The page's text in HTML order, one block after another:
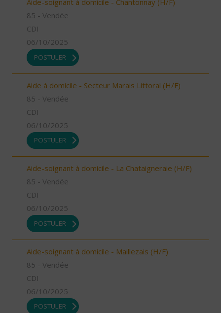
Aide-soignant à domicile - Chantonnay (H/F)
85 - Vendée
CDI
06/10/2025
POSTULER
Aide à domicile - Secteur Marais Littoral (H/F)
85 - Vendée
CDI
06/10/2025
POSTULER
Aide-soignant à domicile - La Chataigneraie (H/F)
85 - Vendée
CDI
06/10/2025
POSTULER
Aide-soignant à domicile - Maillezais (H/F)
85 - Vendée
CDI
06/10/2025
POSTULER